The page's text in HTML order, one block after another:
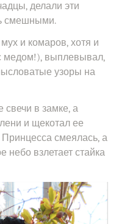
делали эти
смешными.
и комаров, хотя и
медом!), выплевывал,
узоры на
свечи в замке, а
и щекотал ее
смеялась, а
небо взлетает стайка